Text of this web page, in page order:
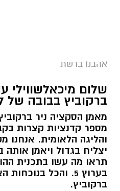
אהבנו ברשת
שלום מיכאלשווילי
ברקוביץ בבובה של
מאמן הסקציה ניר
מספר קדנציות קצרות
והליגה הלאומית. אנחנו
יצליח בגדול ויאמן
תראו מה עשו בתכנית
בערוץ 5. והכל
ברקוביץ.